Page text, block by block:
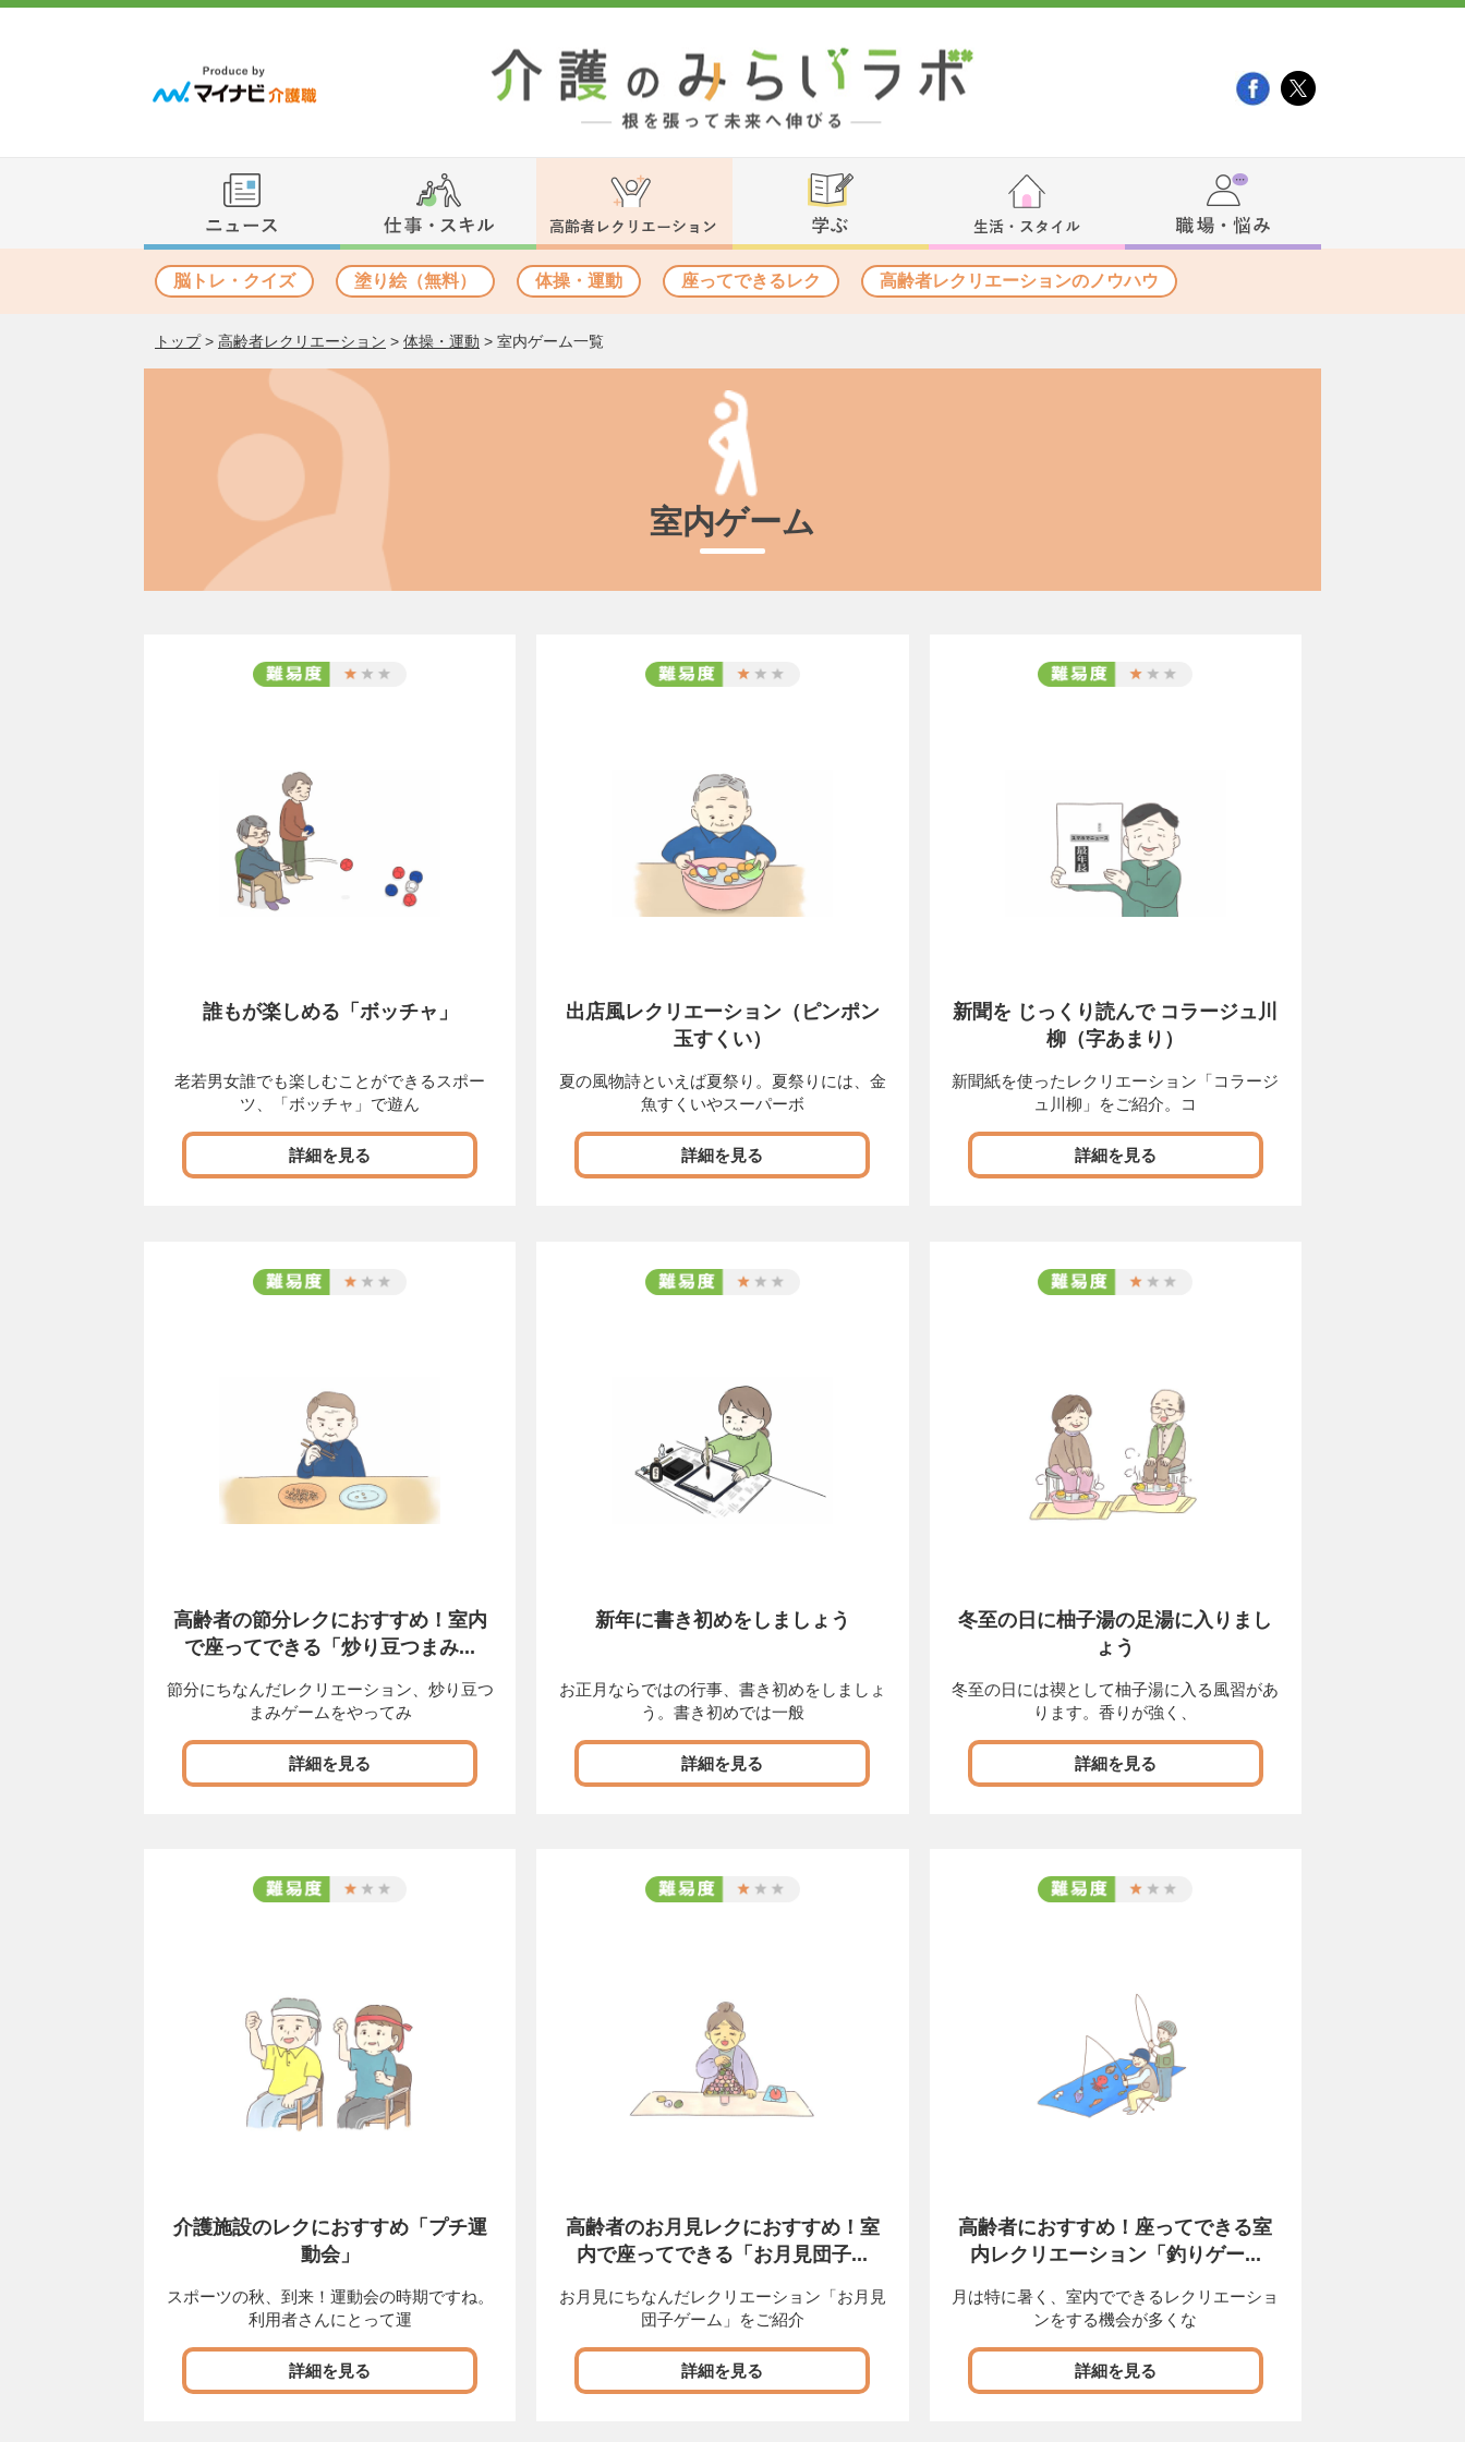
脳トレ・クイズ 塗り絵（無料） 体操・運動 座ってできるレク 高齢者レクリエーションのノウハウ
トップ > 高齢者レクリエーション > 体操・運動 > 室内ゲーム一覧
室内ゲーム
誰もが楽しめる「ボッチャ」
老若男女誰でも楽しむことができるスポー
ツ、「ボッチャ」で遊ん
詳細を見る
出店風レクリエーション（ピンポン
玉すくい）
夏の風物詩といえば夏祭り。夏祭りには、金
魚すくいやスーパーボ
詳細を見る
新聞を じっくり読んで コラージュ川
柳（字あまり）
新聞紙を使ったレクリエーション「コラージ
ュ川柳」をご紹介。コ
詳細を見る
高齢者の節分レクにおすすめ！室内
で座ってできる「炒り豆つまみ...
節分にちなんだレクリエーション、炒り豆つ
まみゲームをやってみ
詳細を見る
新年に書き初めをしましょう
お正月ならではの行事、書き初めをしましょ
う。書き初めでは一般
詳細を見る
冬至の日に柚子湯の足湯に入りまし
ょう
冬至の日には禊として柚子湯に入る風習があ
ります。香りが強く、
詳細を見る
介護施設のレクにおすすめ「プチ運
動会」
スポーツの秋、到来！運動会の時期ですね。
利用者さんにとって運
詳細を見る
高齢者のお月見レクにおすすめ！室
内で座ってできる「お月見団子...
お月見にちなんだレクリエーション「お月見
団子ゲーム」をご紹介
詳細を見る
高齢者におすすめ！座ってできる室
内レクリエーション「釣りゲー...
月は特に暑く、室内でできるレクリエーショ
ンをする機会が多くな
詳細を見る